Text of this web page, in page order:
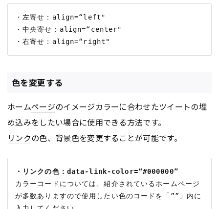
・左寄せ：align=“left"
・中央寄せ：align=“center"
色を変更する
ホームページのイメージカラーに合わせたツイートの埋
め込みをしたい場合に使用できる方法です。
リンクの色、背景色を変更することが可能です。
・リンクの色：data-link-color=“#000000”
カラーコードについては、紹介されているホームページ
が多数ありますので使用したい色のコードを「””」内に